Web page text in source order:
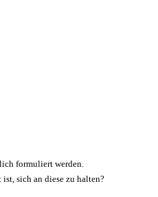
formuliert werden.
sich an diese zu halten?